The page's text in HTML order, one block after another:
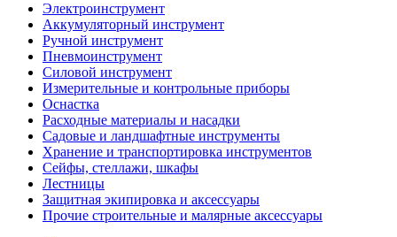
Электроинструмент
Аккумуляторный инструмент
Ручной инструмент
Пневмоинструмент
Силовой инструмент
Измерительные и контрольные приборы
Оснастка
Расходные материалы и насадки
Садовые и ландшафтные инструменты
Хранение и транспортировка инструментов
Сейфы, стеллажи, шкафы
Лестницы
Защитная экипировка и аксессуары
Прочие строительные и малярные аксессуары